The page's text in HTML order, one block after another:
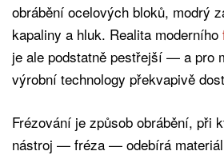
obrábění ocelových bloků, modrý
kapaliny a hluk. Realita moderního
je ale podstatně pestřejší — a pro
výrobní technology překvapivě
Frézování je způsob obrábění, při
nástroj — fréza — odebírá